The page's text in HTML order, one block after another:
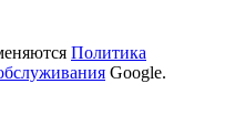
Политика
Google.